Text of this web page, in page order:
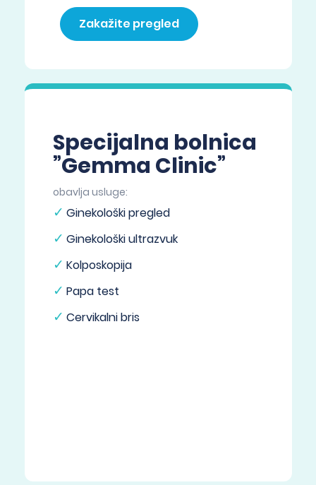
Zakažite pregled
Specijalna bolnica
”Gemma Clinic”
obavlja usluge:
Ginekološki pregled
Ginekološki ultrazvuk
Kolposkopija
Papa test
Cervikalni bris